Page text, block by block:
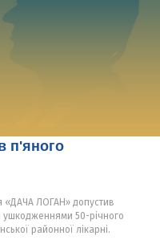
п'яного
«ДАЧА ЛОГАН» допустив
ушкодженнями 50-річного
районної лікарні.